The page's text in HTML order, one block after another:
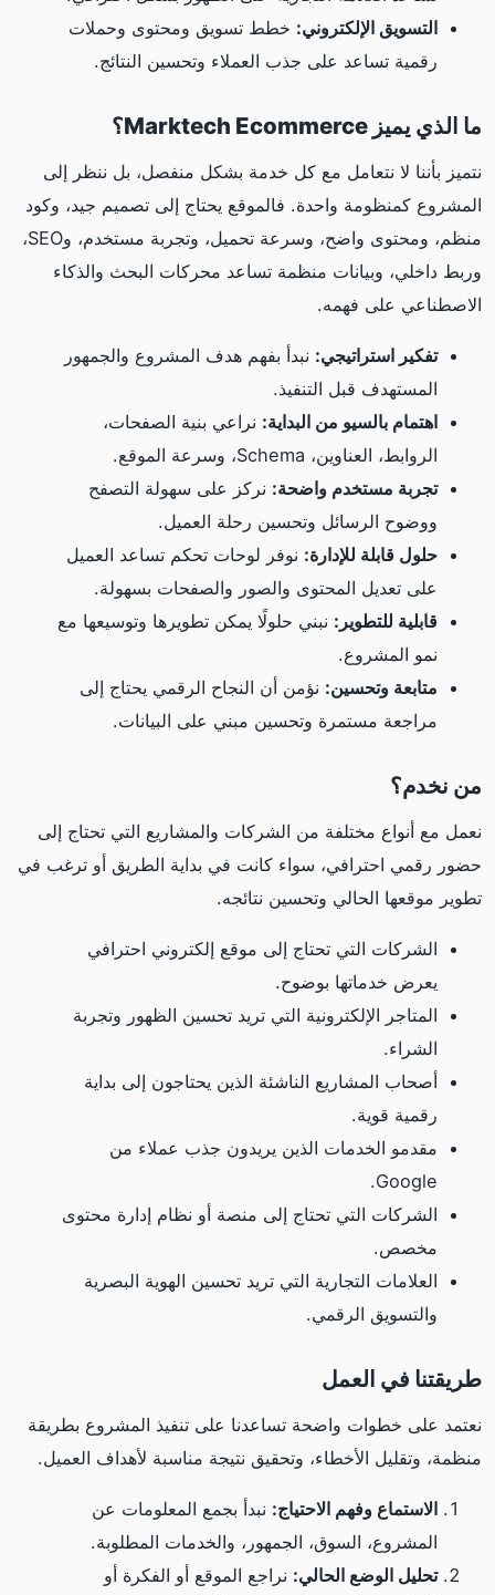
التسويق الإلكتروني: خطط تسويق ومحتوى وحملات
رقمية تساعد على جذب العملاء وتحسين النتائج.
ما الذي يميز Marktech Ecommerce؟
نتميز بأننا لا نتعامل مع كل خدمة بشكل منفصل، بل ننظر إلى
المشروع كمنظومة واحدة. فالموقع يحتاج إلى تصميم جيد، وكود
منظم، ومحتوى واضح، وسرعة تحميل، وتجربة مستخدم، وSEO،
وربط داخلي، وبيانات منظمة تساعد محركات البحث والذكاء
الاصطناعي على فهمه.
تفكير استراتيجي: نبدأ بفهم هدف المشروع والجمهور
المستهدف قبل التنفيذ.
اهتمام بالسيو من البداية: نراعي بنية الصفحات،
الروابط، العناوين، Schema، وسرعة الموقع.
تجربة مستخدم واضحة: نركز على سهولة التصفح
ووضوح الرسائل وتحسين رحلة العميل.
حلول قابلة للإدارة: نوفر لوحات تحكم تساعد العميل
على تعديل المحتوى والصور والصفحات بسهولة.
قابلية للتطوير: نبني حلولًا يمكن تطويرها وتوسيعها مع
نمو المشروع.
متابعة وتحسين: نؤمن أن النجاح الرقمي يحتاج إلى
مراجعة مستمرة وتحسين مبني على البيانات.
من نخدم؟
نعمل مع أنواع مختلفة من الشركات والمشاريع التي تحتاج إلى
حضور رقمي احترافي، سواء كانت في بداية الطريق أو ترغب في
تطوير موقعها الحالي وتحسين نتائجه.
الشركات التي تحتاج إلى موقع إلكتروني احترافي
يعرض خدماتها بوضوح.
المتاجر الإلكترونية التي تريد تحسين الظهور وتجربة
الشراء.
أصحاب المشاريع الناشئة الذين يحتاجون إلى بداية
رقمية قوية.
مقدمو الخدمات الذين يريدون جذب عملاء من
Google.
الشركات التي تحتاج إلى منصة أو نظام إدارة محتوى
مخصص.
العلامات التجارية التي تريد تحسين الهوية البصرية
والتسويق الرقمي.
طريقتنا في العمل
نعتمد على خطوات واضحة تساعدنا على تنفيذ المشروع بطريقة
منظمة، وتقليل الأخطاء، وتحقيق نتيجة مناسبة لأهداف العميل.
الاستماع وفهم الاحتياج: نبدأ بجمع المعلومات عن
المشروع، السوق، الجمهور، والخدمات المطلوبة.
تحليل الوضع الحالي: نراجع الموقع أو الفكرة أو